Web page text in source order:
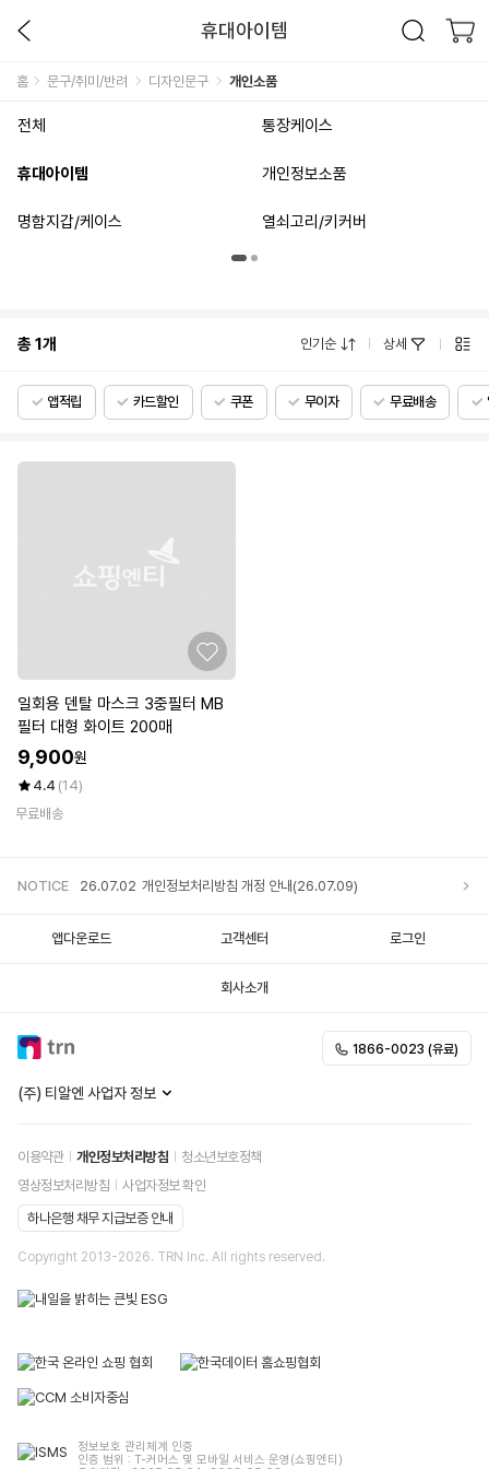
휴대아이템
홈 문구/취미/반려 디자인문구 개인소품
전체 통장케이스
휴대아이템 개인정보소품
명함지갑/케이스 열쇠고리/키커버
총1개 인기순 상세
앱적립 카드할인 쿠폰 무이자 무료배송
일회용 덴탈 마스크 3중필터 MB
필터 대형 화이트 200매
9,900원
4.4 (14)
무료배송
NOTICE 26.07.02 개인정보처리방침 개정 안내(26.07.09)
앱다운로드 고객센터 로그인
회사소개
(주) 티알엔 사업자 정보
이용약관 개인정보처리방침
청소년보호정책
영상정보처리방침
사업자정보 확인
하나은행 채무 지급보증 안내
Copyright 2013-2026. TRN Inc. All rights reserved.
정보보호 관리체계 인증
인증 범위 : T-커머스 및 모바일 서비스 운영(쇼핑엔티)
1866-0023 (유료)